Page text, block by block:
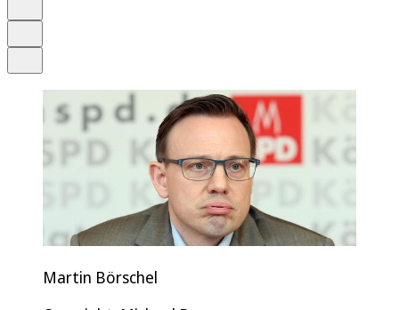
Martin Börschel